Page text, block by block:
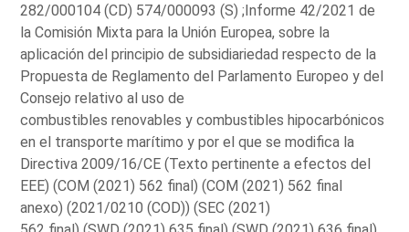
282/000104 (CD) 574/000093 (S) ;Informe 42/2021 de
la Comisión Mixta para la Unión Europea, sobre la
aplicación del principio de subsidiariedad respecto de la
Propuesta de Reglamento del Parlamento Europeo y del
Consejo relativo al uso de
combustibles renovables y combustibles hipocarbónicos
en el transporte marítimo y por el que se modifica la
Directiva 2009/16/CE (Texto pertinente a efectos del
EEE) (COM (2021) 562 final) (COM (2021) 562 final
anexo) (2021/0210 (COD)) (SEC (2021)